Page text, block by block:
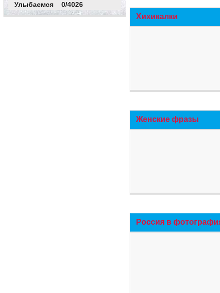
Улыбаемся 0/4026
Хихикалки
Женские фразы
Россия в